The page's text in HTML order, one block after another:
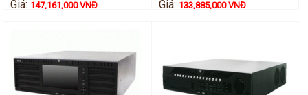
Giá: 147,161,000 VNĐ
Giá: 133,885,000 VNĐ